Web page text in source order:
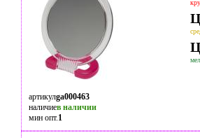
артикулga000463
наличиев наличии
мин опт.1